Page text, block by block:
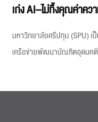
เก่ง AI–ไม่ทิ้งคุณค่าคว
มหาวิทยาลัยศรีปทุม (SPU) เ
เครือข่ายพัฒนาบัณฑิตอุดมคติ